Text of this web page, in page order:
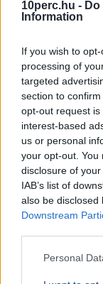
10perc.hu -
Information
If you wish to
processing of
targeted
section to
opt-out request
interest-based
us or personal
your opt-out. You
disclosure of
IAB’s list of
also be disclosed
Downstream
Personal
kritikus
BELFÖLD 2026.
Orbán Anita